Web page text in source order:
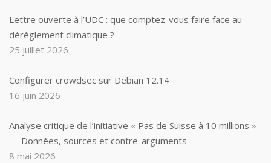
Lettre ouverte à l’UDC : que comptez-vous faire face au
dérèglement climatique ?
25 juillet 2026
Configurer crowdsec sur Debian 12.14
16 juin 2026
Analyse critique de l’initiative « Pas de Suisse à 10 millions »
— Données, sources et contre-arguments
8 mai 2026